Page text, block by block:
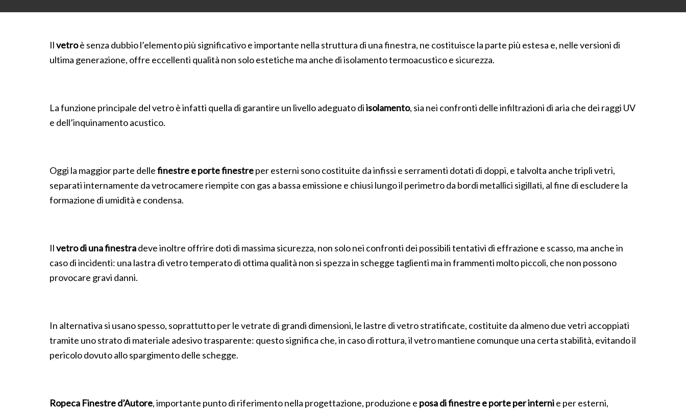
Ilvetroè senza dubbio l’elemento più significativo e importante nella struttura di una finestra, ne costituisce la parte più estesa e, nelle versioni di
ultima generazione, offre eccellenti qualità non solo estetiche ma anche di isolamento termoacustico e sicurezza.
La funzione principale del vetro è infatti quella di garantire un livello adeguato diisolamento, sia nei confronti delle infiltrazioni di aria che dei raggi UV
e dell’inquinamento acustico.
Oggi la maggior parte dellefinestre e porte finestreper esterni sono costituite da infissi e serramenti dotati di doppi, e talvolta anche tripli vetri,
separati internamente da vetrocamere riempite con gas a bassa emissione e chiusi lungo il perimetro da bordi metallici sigillati, al fine di escludere la
formazione di umidità e condensa.
Ilvetro di una finestradeve inoltre offrire doti di massima sicurezza, non solo nei confronti dei possibili tentativi di effrazione e scasso, ma anche in
caso di incidenti: una lastra di vetro temperato di ottima qualità non si spezza in schegge taglienti ma in frammenti molto piccoli, che non possono
provocare gravi danni.
In alternativa si usano spesso, soprattutto per le vetrate di grandi dimensioni, le lastre di vetro stratificate, costituite da almeno due vetri accoppiati
tramite uno strato di materiale adesivo trasparente: questo significa che, in caso di rottura, il vetro mantiene comunque una certa stabilità, evitando il
pericolo dovuto allo spargimento delle schegge.
Ropeca Finestre d’Autore, importante punto di riferimento nella progettazione, produzione e posa di finestre e porte per internie per esterni,